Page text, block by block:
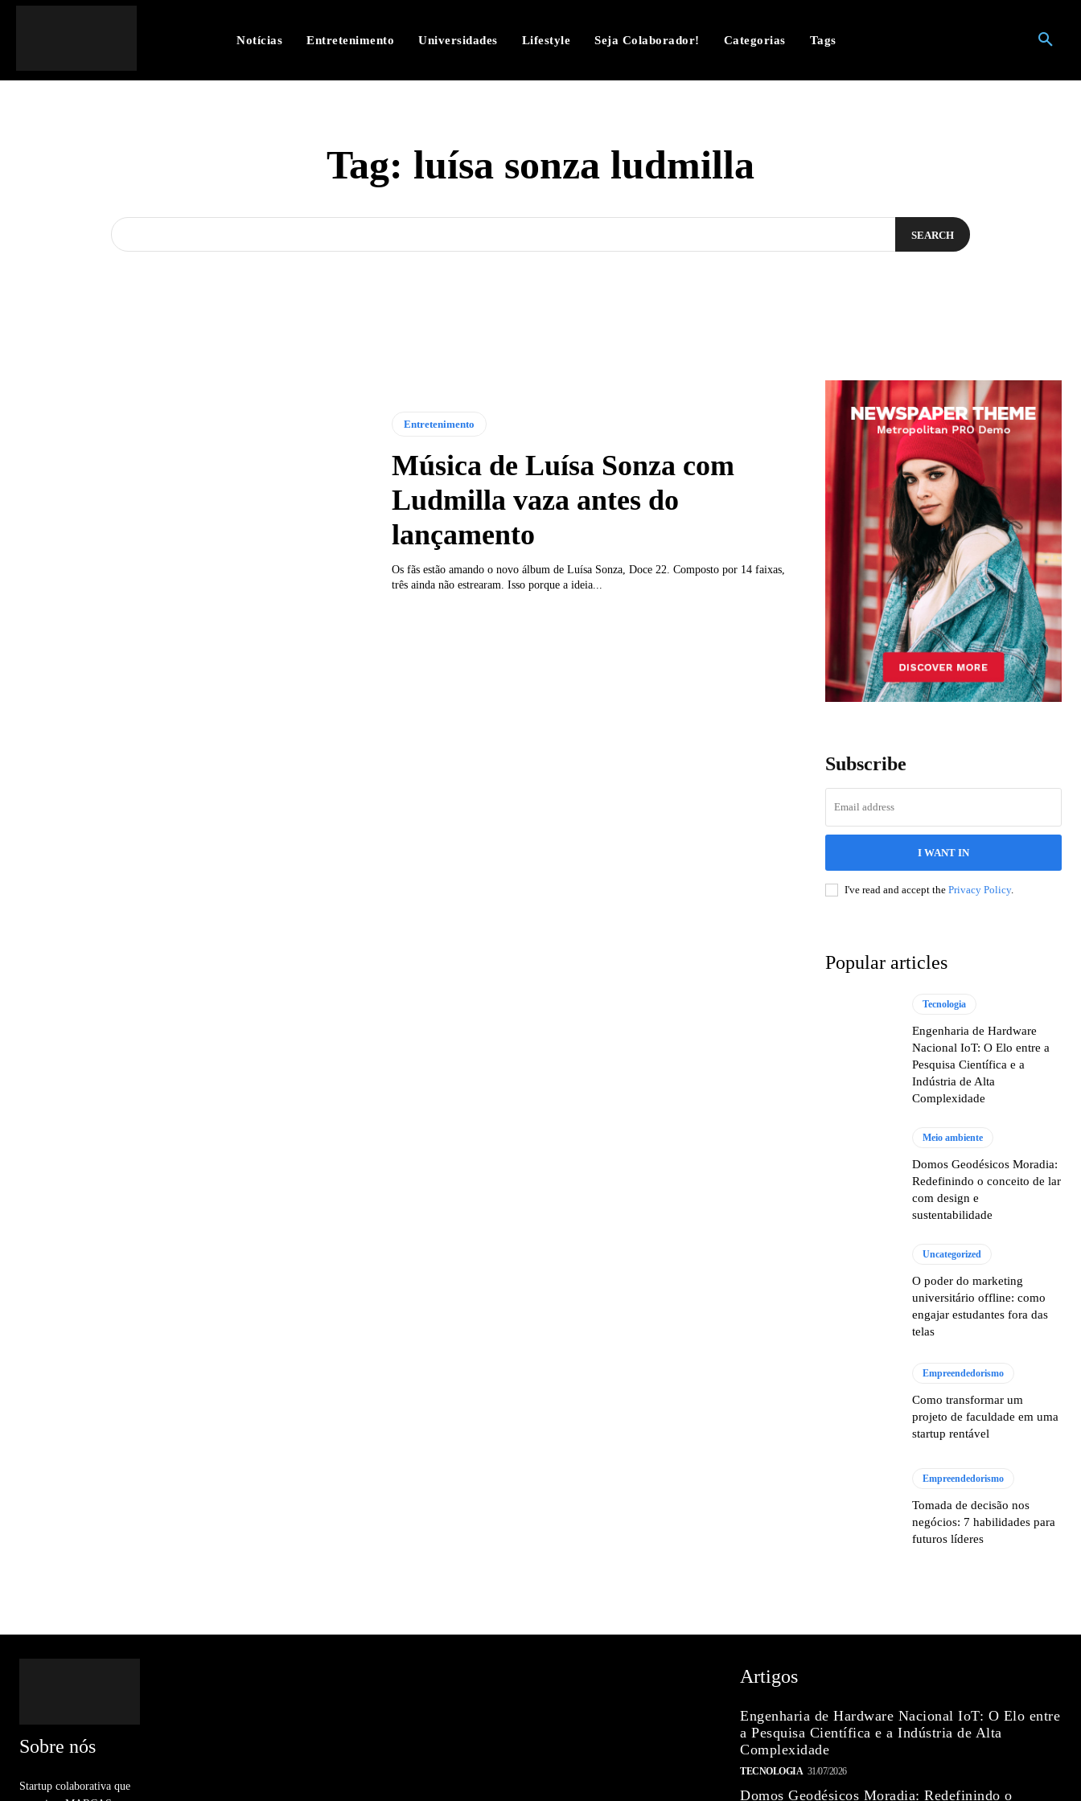
Notícias Entretenimento Universidades Lifestyle Seja Colaborador! Categorias Tags
Tag: luísa sonza ludmilla
SEARCH
Entretenimento
Música de Luísa Sonza com
Ludmilla vaza antes do
lançamento
Os fãs estão amando o novo álbum de Luísa Sonza, Doce 22. Composto por 14 faixas,
três ainda não estrearam. Isso porque a ideia...
Subscribe
I WANT IN
I've read and accept the Privacy Policy.
Popular articles
Tecnologia
Engenharia de Hardware
Nacional IoT: O Elo entre a
Pesquisa Científica e a
Indústria de Alta
Complexidade
Meio ambiente
Domos Geodésicos Moradia:
Redefinindo o conceito de lar
com design e
sustentabilidade
Uncategorized
O poder do marketing
universitário offline: como
engajar estudantes fora das
telas
Empreendedorismo
Como transformar um
projeto de faculdade em uma
startup rentável
Empreendedorismo
Tomada de decisão nos
negócios: 7 habilidades para
futuros líderes
Sobre nós
Startup colaborativa que
Artigos
Engenharia de Hardware Nacional IoT: O Elo entre
a Pesquisa Científica e a Indústria de Alta
Complexidade
TECNOLOGIA 31/07/2026
Domos Geodésicos Moradia: Redefinindo o